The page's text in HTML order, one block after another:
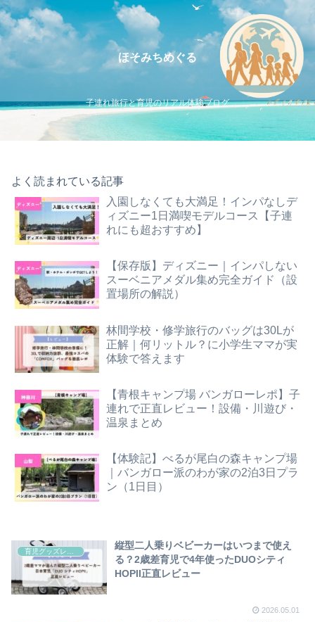
ほそみちめぐる
子連れ旅行と育児のリアル体験ブログ
よく読まれている記事
入園しなくても大満足！インパなしデ
ィズニー1日満喫モデルコース【子連
れにも超おすすめ】
【保存版】ディズニー｜インパしない
スーベニアメダル集め完全ガイド（設
置場所の解説）
林間学校・修学旅行のバッグは30Lが
正解｜何リットル？に小学生ママが実
体験で答えます
【青根キャンプ場 バンガローレポ】子
連れで正直レビュー！設備・川遊び・
温泉まとめ
【体験記】べるが尾白の森キャンプ場
｜バンガロー派のわが家の2泊3日プラ
ン（1日目）
育児グッズレビュー
縦型二人乗りベビーカーはいつまで使え
る？2歳差育児で4年使ったDUOシティ
HOPII正直レビュー
2026.05.01